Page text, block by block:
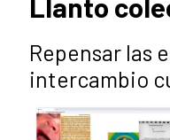
Llanto
Repensar las
intercambio